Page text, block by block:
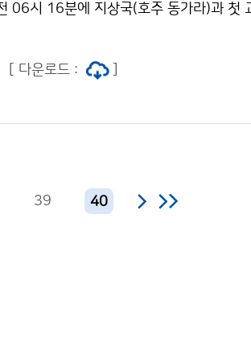
06시 16분에 지상국(호주 동가라)과 첫
[ 다운로드 :
39 40